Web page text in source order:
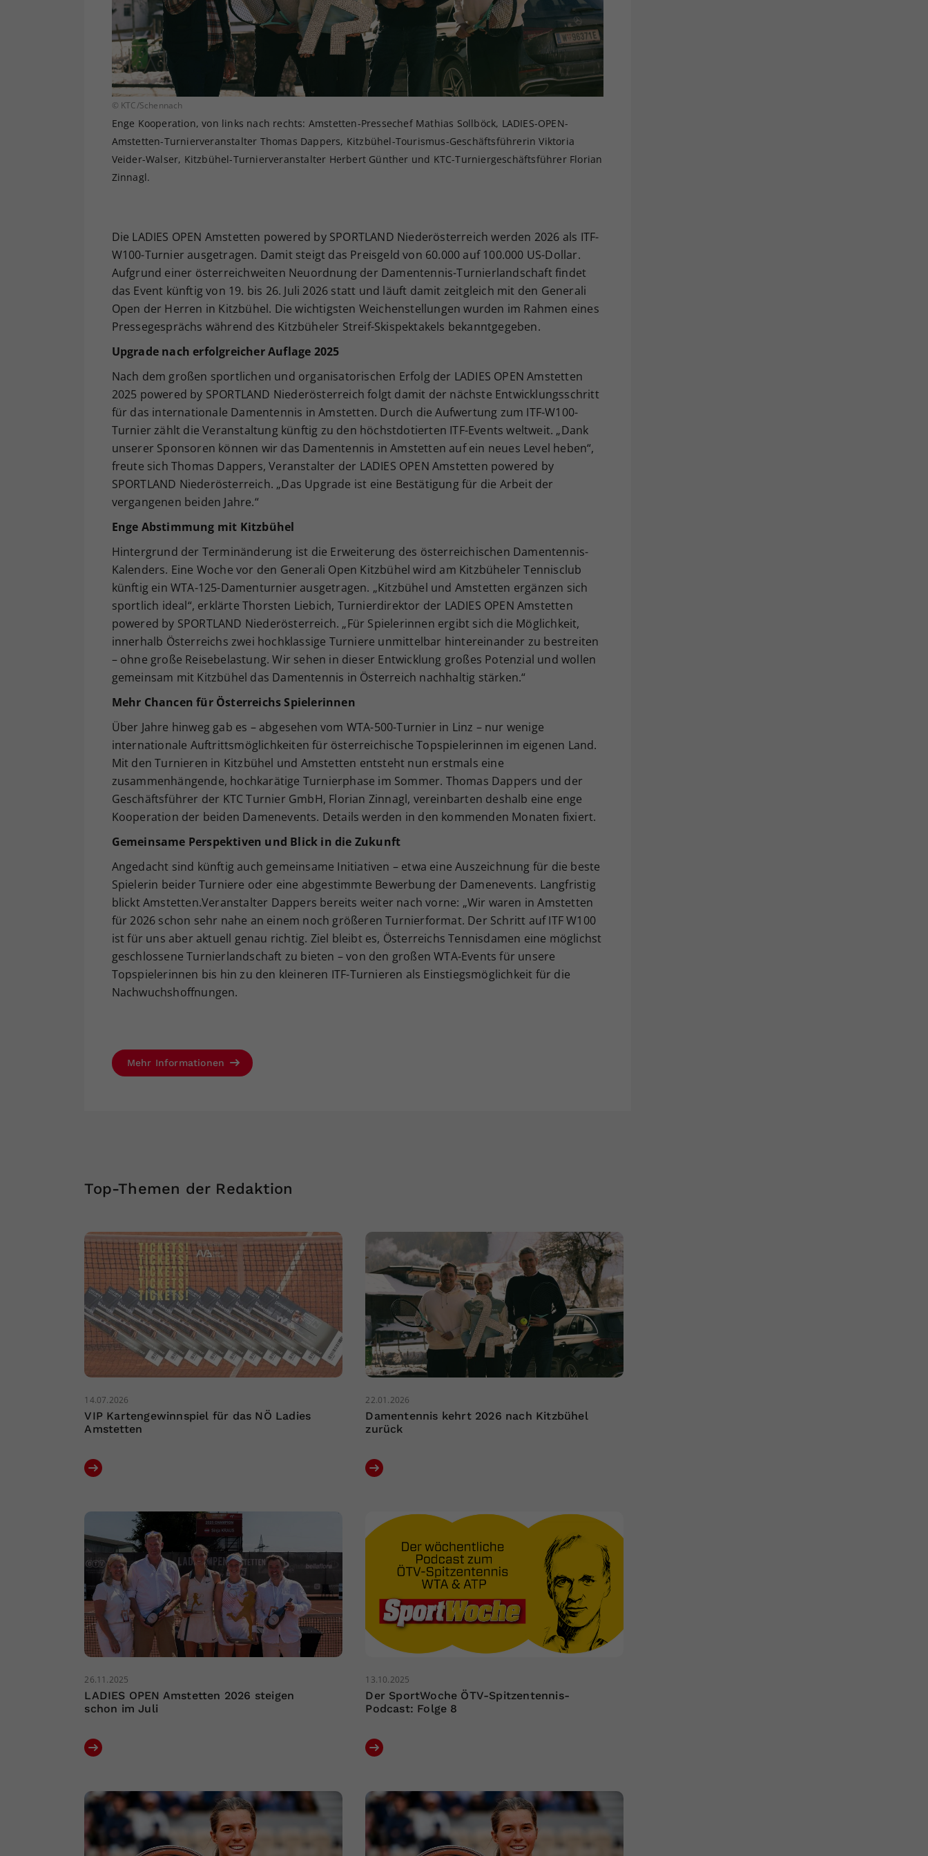
© KTC/Schennach
Enge Kooperation, von links nach rechts: Amstetten-Pressechef Mathias Sollböck, LADIES-OPEN-
Amstetten-Turnierveranstalter Thomas Dappers, Kitzbühel-Tourismus-Geschäftsführerin Viktoria
Veider-Walser, Kitzbühel-Turnierveranstalter Herbert Günther und KTC-Turniergeschäftsführer Florian
Zinnagl.
Die LADIES OPEN Amstetten powered by SPORTLAND Niederösterreich werden 2026 als ITF-
W100-Turnier ausgetragen. Damit steigt das Preisgeld von 60.000 auf 100.000 US-Dollar.
Aufgrund einer österreichweiten Neuordnung der Damentennis-Turnierlandschaft findet
das Event künftig von 19. bis 26. Juli 2026 statt und läuft damit zeitgleich mit den Generali
Open der Herren in Kitzbühel. Die wichtigsten Weichenstellungen wurden im Rahmen eines
Pressegesprächs während des Kitzbüheler Streif-Skispektakels bekanntgegeben.
Upgrade nach erfolgreicher Auflage 2025
Nach dem großen sportlichen und organisatorischen Erfolg der LADIES OPEN Amstetten
2025 powered by SPORTLAND Niederösterreich folgt damit der nächste Entwicklungsschritt
für das internationale Damentennis in Amstetten. Durch die Aufwertung zum ITF-W100-
Turnier zählt die Veranstaltung künftig zu den höchstdotierten ITF-Events weltweit. „Dank
unserer Sponsoren können wir das Damentennis in Amstetten auf ein neues Level heben“,
freute sich Thomas Dappers, Veranstalter der LADIES OPEN Amstetten powered by
SPORTLAND Niederösterreich. „Das Upgrade ist eine Bestätigung für die Arbeit der
vergangenen beiden Jahre.“
Enge Abstimmung mit Kitzbühel
Hintergrund der Terminänderung ist die Erweiterung des österreichischen Damentennis-
Kalenders. Eine Woche vor den Generali Open Kitzbühel wird am Kitzbüheler Tennisclub
künftig ein WTA-125-Damenturnier ausgetragen. „Kitzbühel und Amstetten ergänzen sich
sportlich ideal“, erklärte Thorsten Liebich, Turnierdirektor der LADIES OPEN Amstetten
powered by SPORTLAND Niederösterreich. „Für Spielerinnen ergibt sich die Möglichkeit,
innerhalb Österreichs zwei hochklassige Turniere unmittelbar hintereinander zu bestreiten
– ohne große Reisebelastung. Wir sehen in dieser Entwicklung großes Potenzial und wollen
gemeinsam mit Kitzbühel das Damentennis in Österreich nachhaltig stärken.“
Mehr Chancen für Österreichs Spielerinnen
Über Jahre hinweg gab es – abgesehen vom WTA-500-Turnier in Linz – nur wenige
internationale Auftrittsmöglichkeiten für österreichische Topspielerinnen im eigenen Land.
Mit den Turnieren in Kitzbühel und Amstetten entsteht nun erstmals eine
zusammenhängende, hochkarätige Turnierphase im Sommer. Thomas Dappers und der
Geschäftsführer der KTC Turnier GmbH, Florian Zinnagl, vereinbarten deshalb eine enge
Kooperation der beiden Damenevents. Details werden in den kommenden Monaten fixiert.
Gemeinsame Perspektiven und Blick in die Zukunft
Angedacht sind künftig auch gemeinsame Initiativen – etwa eine Auszeichnung für die beste
Spielerin beider Turniere oder eine abgestimmte Bewerbung der Damenevents. Langfristig
blickt Amstetten.Veranstalter Dappers bereits weiter nach vorne: „Wir waren in Amstetten
für 2026 schon sehr nahe an einem noch größeren Turnierformat. Der Schritt auf ITF W100
ist für uns aber aktuell genau richtig. Ziel bleibt es, Österreichs Tennisdamen eine möglichst
geschlossene Turnierlandschaft zu bieten – von den großen WTA-Events für unsere
Topspielerinnen bis hin zu den kleineren ITF-Turnieren als Einstiegsmöglichkeit für die
Nachwuchshoffnungen.
Mehr Informationen
Top-Themen der Redaktion
14.07.2026
VIP Kartengewinnspiel für das NÖ Ladies
Amstetten
22.01.2026
Damentennis kehrt 2026 nach Kitzbühel
zurück
26.11.2025
LADIES OPEN Amstetten 2026 steigen
schon im Juli
13.10.2025
Der SportWoche ÖTV-Spitzentennis-
Podcast: Folge 8
Ihrer vorgenommen Einstellungen, falls der
Webseiten-Betreiber dies eingestellt hat.